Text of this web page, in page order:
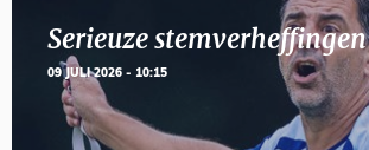
Serieuze
09 JULI 2026 - 10:15